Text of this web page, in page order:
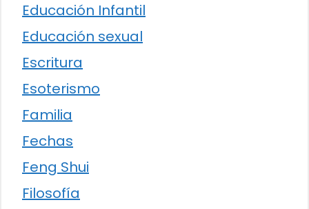
Educación Infantil
Educación sexual
Escritura
Esoterismo
Familia
Fechas
Feng Shui
Filosofía